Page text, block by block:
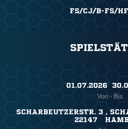
FS/CJ/B-FS/
01.07.2026
Von - Bis
SCHARBEUTZERSTR. 3 ,
22147